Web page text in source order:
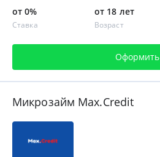
от 0%
Ставка
от 18 лет
Возраст
Оформить
Микрозайм Max.Credit